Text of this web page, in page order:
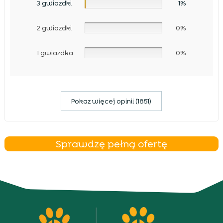
3 gwiazdki 1%
2 gwiazdki 0%
1 gwiazdka 0%
Pokaz więcej opinii (1851)
Sprawdzę pełną ofertę